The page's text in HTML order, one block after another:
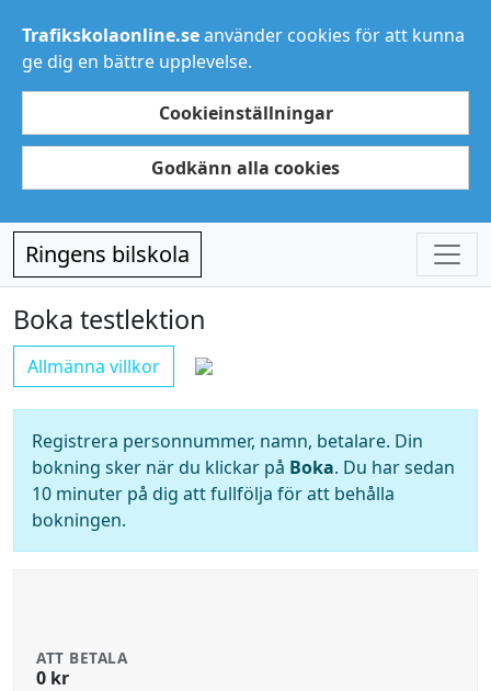
Trafikskolaonline.seanvänder cookies för att kunna
ge dig en bättre upplevelse.
Cookieinställningar
Godkänn alla cookies
Ringens bilskola
Boka testlektion
Allmänna villkor
Registrera personnummer, namn, betalare. Din
bokning sker när du klickar på Boka. Du har sedan
10 minuter på dig att fullfölja för att behålla
bokningen.
ATT BETALA
0 kr